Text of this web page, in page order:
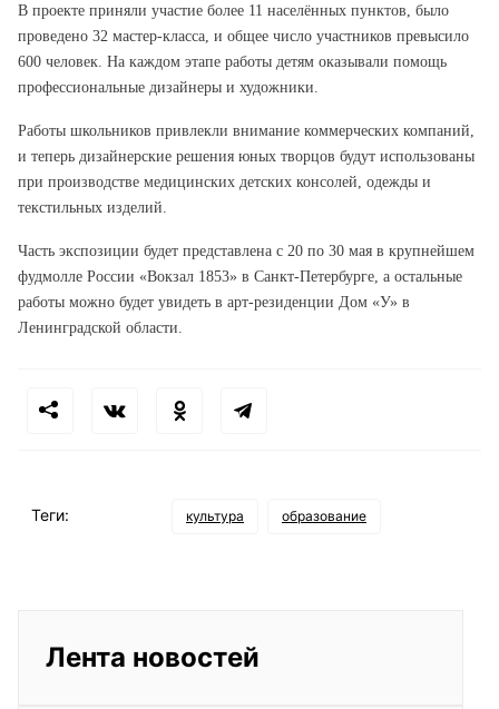
В проекте приняли участие более 11 населённых пунктов, было
проведено 32 мастер-класса, и общее число участников превысило
600 человек. На каждом этапе работы детям оказывали помощь
профессиональные дизайнеры и художники.
Работы школьников привлекли внимание коммерческих компаний,
и теперь дизайнерские решения юных творцов будут использованы
при производстве медицинских детских консолей, одежды и
текстильных изделий.
Часть экспозиции будет представлена с 20 по 30 мая в крупнейшем
фудмолле России «Вокзал 1853» в Санкт-Петербурге, а остальные
работы можно будет увидеть в арт-резиденции Дом «У» в
Ленинградской области.
Теги: культура образование
Лента новостей